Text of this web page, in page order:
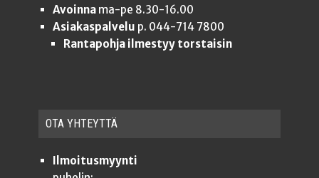
Avoinnama-pe 8.30-16.00
Asiakaspalvelu p. 044-714 7800
Rantapohja ilmestyy torstaisin
OTA YHTEYT­TÄ
Ilmoitusmyynti